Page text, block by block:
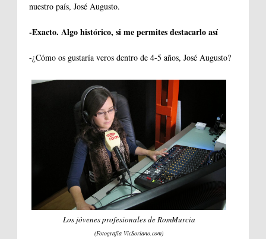
nuestro país, José Augusto.
-Exacto. Algo histórico, si me permites destacarlo así
-¿Cómo os gustaría veros dentro de 4-5 años, José Augusto?
Los jóvenes profesionales de RomMurcia
(Fotografía VicSoriano.com)